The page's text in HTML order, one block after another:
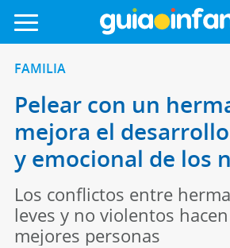
FAMILIA
Pelear con un
mejora el
y emocional de los
Los conflictos entre
leves y no violentos
mejores personas